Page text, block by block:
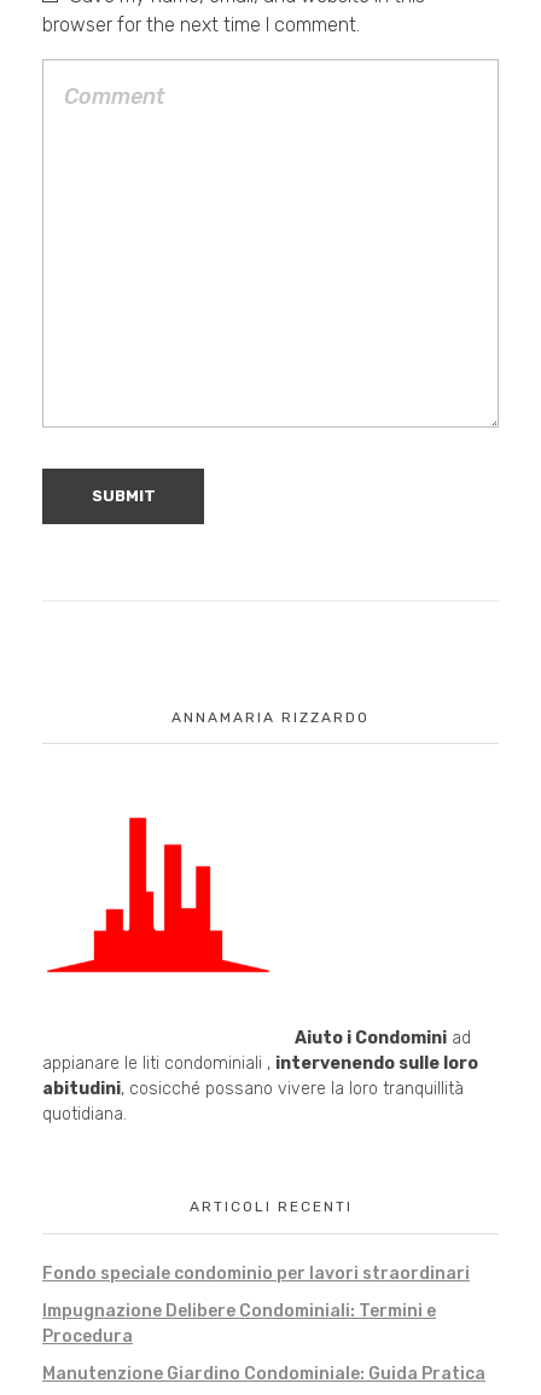
browser for the next time I comment.
ANNAMARIA RIZZARDO
Aiuto i Condominiad
appianare le liti condominiali , intervenendo sulle loro
abitudini, cosicché possano vivere la loro tranquillità
quotidiana.
ARTICOLI RECENTI
Fondo speciale condominio per lavori straordinari
Impugnazione Delibere Condominiali: Termini e
Procedura
Manutenzione Giardino Condominiale: Guida Pratica